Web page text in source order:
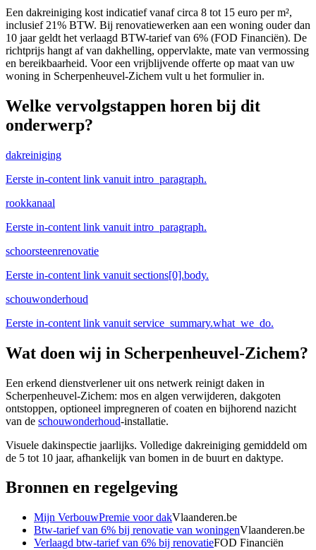
Een dakreiniging kost indicatief vanaf circa 8 tot 15 euro per m²,
inclusief 21% BTW. Bij renovatiewerken aan een woning ouder dan
10 jaar geldt het verlaagd BTW-tarief van 6% (FOD Financiën). De
richtprijs hangt af van dakhelling, oppervlakte, mate van vermossing
en bereikbaarheid. Voor een vrijblijvende offerte op maat van uw
woning in Scherpenheuvel-Zichem vult u het formulier in.
Welke vervolgstappen horen bij dit
onderwerp?
dakreiniging
Eerste in-content link vanuit intro_paragraph.
rookkanaal
Eerste in-content link vanuit intro_paragraph.
schoorsteenrenovatie
Eerste in-content link vanuit sections[0].body.
schouwonderhoud
Eerste in-content link vanuit service_summary.what_we_do.
Wat doen wij in Scherpenheuvel-Zichem?
Een erkend dienstverlener uit ons netwerk reinigt daken in
Scherpenheuvel-Zichem: mos en algen verwijderen, dakgoten
ontstoppen, optioneel impregneren of coaten en bijhorend nazicht
van de schouwonderhoud-installatie.
Visuele dakinspectie jaarlijks. Volledige dakreiniging gemiddeld om
de 5 tot 10 jaar, afhankelijk van bomen in de buurt en daktype.
Bronnen en regelgeving
Mijn VerbouwPremie voor dakVlaanderen.be
Btw-tarief van 6% bij renovatie van woningenVlaanderen.be
Verlaagd btw-tarief van 6% bij renovatieFOD Financiën